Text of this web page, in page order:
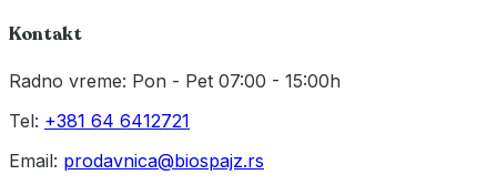
Kontakt
Radno vreme: Pon - Pet 07:00 - 15:00h
Tel: +381 64 6412721
Email: prodavnica@biospajz.rs